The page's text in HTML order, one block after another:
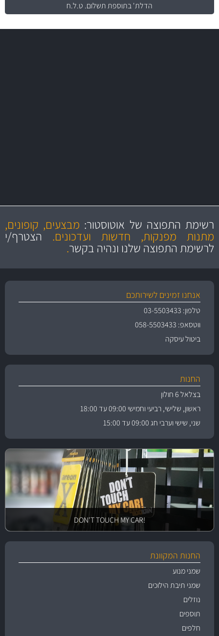
הדלת' בתוספת תשלום. ט.ל.ח
מקצועיות
ושירות מצויין
מחירים
הוגנים
והיצע מוצרים איכותירשימת התפוצה של אוטוסטור: מבצעים, קופונים,
מתנות מפנקות, חדשות ועדכונים. הצטרף/י
לרשימת התפוצה שלנו ונהיה בקשר.
אנחנו זמינים לשירותכם
טלפון: 03-5503433
ווטסאפ: 058-5503433
ביטול עיסקה
החנות
בצלאל 6 חולון
ראשון, שלישי, רביעי וחמישי 09:00 עד 18:00
שני, שישי וערבי חג 09:00 עד 15:00
!DON'T TOUCH MY CAR
החנות המקוונת
שמני מנוע
שמני תיבת הילוכים
נוזלים
תוספים
חלפים